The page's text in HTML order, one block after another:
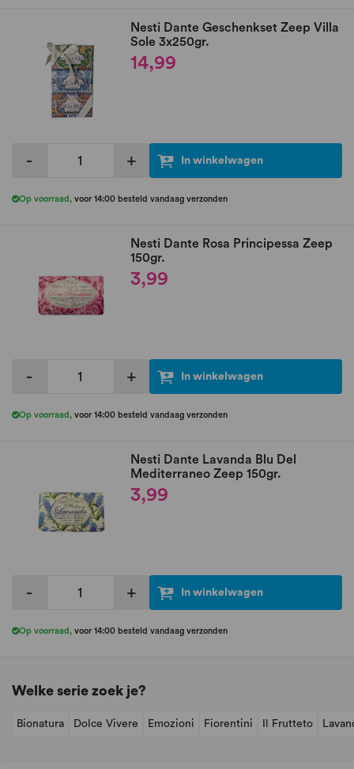
Nesti Dante Geschenkset Zeep Villa
Sole 3x250gr.
14,99
- + In winkelwagen
Op voorraad , voor 14:00 besteld vandaag verzonden
Nesti Dante Rosa Principessa Zeep
150gr.
3,99
- + In winkelwagen
Op voorraad , voor 14:00 besteld vandaag verzonden
Nesti Dante Lavanda Blu Del
Mediterraneo Zeep 150gr.
3,99
- + In winkelwagen
Op voorraad , voor 14:00 besteld vandaag verzonden
Welke serie zoek je?
Bionatura Dolce Vivere Emozioni Fiorentini Il Frutteto